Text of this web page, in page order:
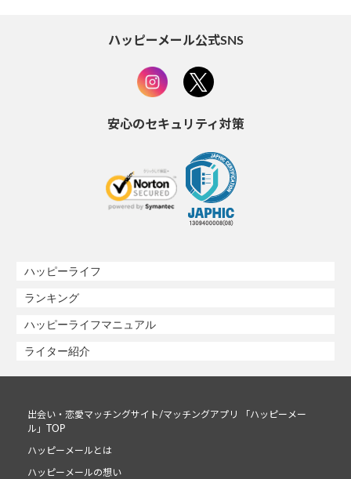
ハッピーメール公式SNS
安心のセキュリティ対策
ハッピーライフ
ランキング
ハッピーライフマニュアル
ライター紹介
出会い・恋愛マッチングサイト/マッチングアプリ 「ハッピーメー
ル」TOP
ハッピーメールとは
ハッピーメールの想い